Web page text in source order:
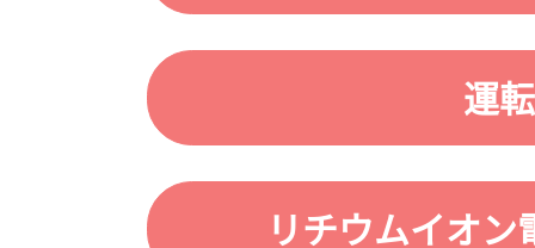
運
リチウムイオ